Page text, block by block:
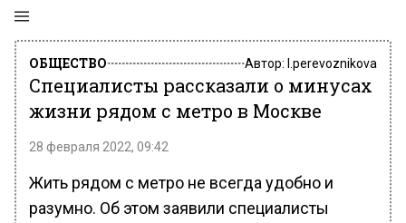
ОБЩЕСТВО Автор: l.perevoznikova
Специалисты рассказали о минусах
жизни рядом с метро в Москве
28 февраля 2022, 09:42
Жить рядом с метро не всегда удобно и
разумно. Об этом заявили специалисты